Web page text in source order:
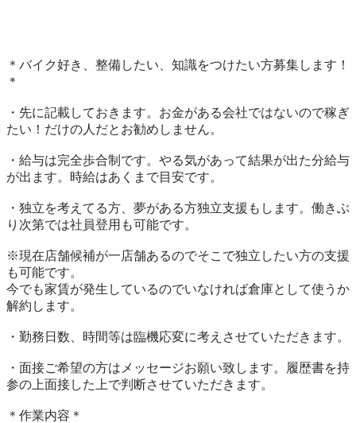
＊バイク好き、整備したい、知識をつけたい方募集します！
＊
・先に記載しておきます。お金がある会社ではないので稼ぎ
たい！だけの人だとお勧めしません。
・給与は完全歩合制です。やる気があって結果が出た分給与
が出ます。時給はあくまで目安です。
・独立を考えてる方、夢がある方独立支援もします。働きぶ
り次第では社員登用も可能です。
※現在店舗候補が一店舗あるのでそこで独立したい方の支援
も可能です。
今でも家賃が発生しているのでいなければ倉庫として使うか
解約します。
・勤務日数、時間等は臨機応変に考えさせていただきます。
・面接ご希望の方はメッセージお願い致します。履歴書を持
参の上面接した上で判断させていただきます。
＊作業内容＊